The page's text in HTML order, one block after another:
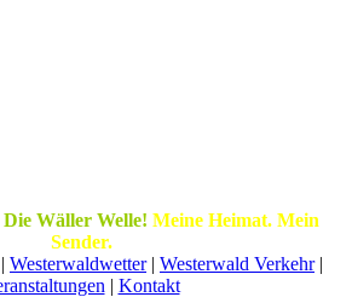
Wäller Welle! Meine Heimat. Mein
Sender.
| Westerwaldwetter| Westerwald Verkehr|
| Kontakt